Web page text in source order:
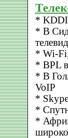
*
* В
* Wi-
* BPL
* В
VoIP
*
*
*